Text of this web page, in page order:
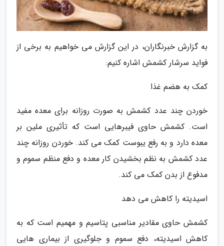
به گزارش خبرنگاران، در این گزارش می خواهیم به برخی از
فواید سرشار کشمش اشاره کنیم:
کمک به هضم غذا
خوردن چند عدد کشمش به صورت روزانه برای معده مفید
است. کشمش حاوی فیبرهایی است که تأثیری ملین بر
معده دارد و به رفع یبوست کمک می کند. خوردن روزانه چند
عدد کشمش به نظم بخشیدن کار معده و دفع منظم سموم و
مدفوع از بدن کمک می کند.
اسیدیته را کاهش می دهد
کشمش حاوی مقادیر مناسبی پتاسیم و مهمیم است که به
کاهش اسیدیته، دفع سموم و جلوگیری از بیماری هایی